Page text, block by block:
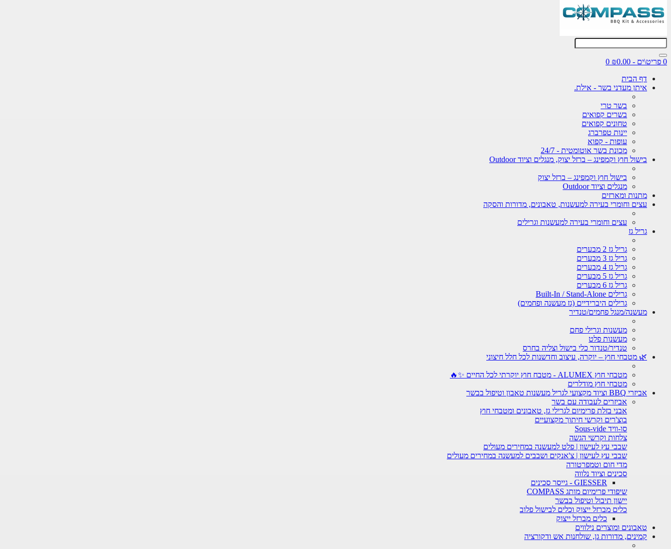
0 פריט\ים - ₪0.00
0
דף הבית
איתן מעדני בשר - אילת.
בשר טרי
בשרים קפואים
טחונים קפואים
יינות טפרברג
עופות - קפוא
מכונת בשר אוטומטית - 24/7
בישול חוץ וקמפינג – ברזל יצוק, מנגלים וציוד Outdoor
בישול חוץ וקמפינג – ברזל יצוק
מנגלים וציוד Outdoor
מתנות ומארזים
עצים וחומרי בעירה למעשנות, טאבונים, מדורות והסקה
עצים וחומרי בעירה למעשנות וגרילים
גריל גז
גריל גז 2 מבערים
גריל גז 3 מבערים
גריל גז 4 מבערים
גריל גז 5 מבערים
גריל גז 6 מבערים
גרילים Built-In / Stand-Alone
גרילים היברידיים (גז מעשנה ופחמים)
מעשנה/מנגל פחמים/טנדיר
מעשנות וגרילי פחם
מעשנות פלט
טנדיר/טנדור כלי בישול וצליה בחרס
🌿 מטבחי חוץ – יוקרה, עיצוב וחדשנות לכל חלל חיצוני
מטבחי חוץ ALUMEX - מטבח חוץ יוקרתי לכל החיים ✨🔥
מטבחי חוץ מודלרים
אביזרי BBQ וציוד מקצועי לגריל מעשנות טאבון וטיפול בבשר
אביזרים לעבודה עם בשר
אבני בזלת פרימיום לגרילי גז, טאבונים ומטבחי חוץ
בוצ'רים וקרשי חיתוך מקצועיים
סו-וויד Sous-vide
צלחות וקרשי הגשה
שבבי עץ לעישון | פלט למעשנה במחירים מעולים
שבבי עץ לעישון | צ'אנקים ושבבים למעשנה במחירים מעולים
מדי חום וטמפרטורה
סכינים וציוד נלווה
GIESSER - גייסר סכינים
שיפודי פרימיום מותג COMPASS
יישון תיבול וטיפול בבשר
כלים מברזל ייצוק וכלים לבישול פלוב
כלים מברזל ייצוק
טאבונים ומוצרים נילווים
קמינים, מדורות גן, שולחנות אש ודקורציה